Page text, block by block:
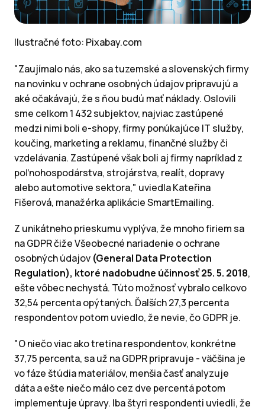
Ilustračné foto: Pixabay.com
"Zaujímalo nás, ako sa tuzemské a slovenských firmy
na novinku v ochrane osobných údajov pripravujú a
aké očakávajú, že s ňou budú mať náklady. Oslovili
sme celkom 1 432 subjektov, najviac zastúpené
medzi nimi boli e-shopy, firmy ponúkajúce IT služby,
koučing, marketing a reklamu, finančné služby či
vzdelávania. Zastúpené však boli aj firmy napríklad z
poľnohospodárstva, strojárstva, realít, dopravy
alebo automotive sektora," uviedla Kateřina
Fišerová, manažérka aplikácie SmartEmailing.
Z unikátneho prieskumu vyplýva, že mnoho firiem sa
na GDPR čiže Všeobecné nariadenie o ochrane
osobných údajov (General Data Protection
Regulation), ktoré nadobudne účinnosť 25. 5. 2018,
ešte vôbec nechystá. Túto možnosť vybralo celkovo
32,54 percenta opýtaných. Ďalších 27,3 percenta
respondentov potom uviedlo, že nevie, čo GDPR je.
"O niečo viac ako tretina respondentov, konkrétne
37,75 percenta, sa už na GDPR pripravuje - väčšina je
vo fáze štúdia materiálov, menšia časť analyzuje
dáta a ešte niečo málo cez dve percentá potom
implementuje úpravy. Iba štyri respondenti uviedli, že